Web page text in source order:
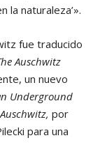
la naturaleza’».
fue traducido
Auschwitz
un nuevo
Underground
por
para una